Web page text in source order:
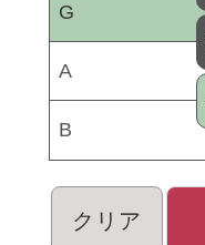
G
A
B
クリア